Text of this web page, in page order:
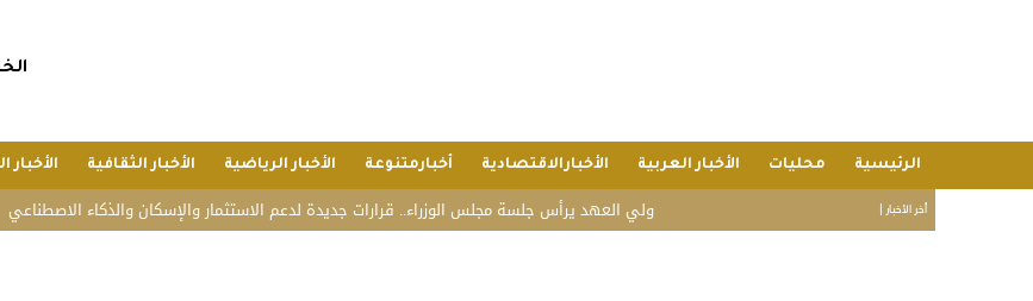
الخميس, 23 صفر
الرئيسية محليات الأخبار العربية الأخبارالاقتصادية أخبارمتنوعة الأخبار الرياضية الأخبار الثقافية الأخبار
أخر الأخبار | ولي العهد يرأس جلسة مجلس الوزراء.. قرارات جديدة لدعم الاستثمار والإسكان والذكاء الاصطناعي